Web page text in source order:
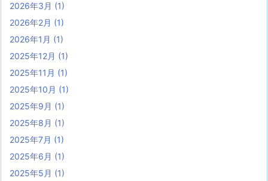
2026年3月 (1)
2026年2月 (1)
2026年1月 (1)
2025年12月 (1)
2025年11月 (1)
2025年10月 (1)
2025年9月 (1)
2025年8月 (1)
2025年7月 (1)
2025年6月 (1)
2025年5月 (1)